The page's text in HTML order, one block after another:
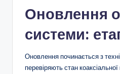
Оновлення
системи:
Оновлення починається з
перевіряють стан